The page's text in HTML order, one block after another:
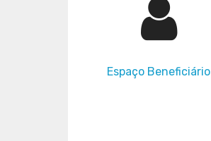
Espaço Beneficiário